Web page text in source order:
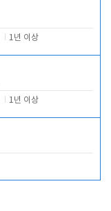
1년 이상
1년 이상